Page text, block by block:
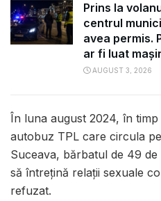
Prins la
centrul
avea permis.
ar fi luat
AUGUST 3, 2026
În luna august 2024, în
autobuz TPL care circula
Suceava, bărbatul de 49
să întrețină relații sexuale
refuzat.